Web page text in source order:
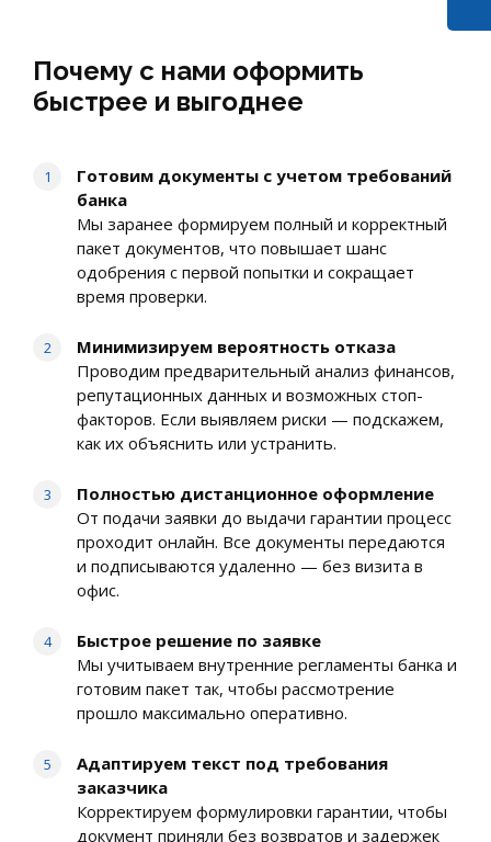
Почему с нами оформить
быстрее и выгоднее
Готовим документы с учетом требований
банка
Мы заранее формируем полный и корректный
пакет документов, что повышает шанс
одобрения с первой попытки и сокращает
время проверки.
Минимизируем вероятность отказа
Проводим предварительный анализ финансов,
репутационных данных и возможных стоп-
факторов. Если выявляем риски — подскажем,
как их объяснить или устранить.
Полностью дистанционное оформление
От подачи заявки до выдачи гарантии процесс
проходит онлайн. Все документы передаются
и подписываются удаленно — без визита в
офис.
Быстрое решение по заявке
Мы учитываем внутренние регламенты банка и
готовим пакет так, чтобы рассмотрение
прошло максимально оперативно.
Адаптируем текст под требования
заказчика
Корректируем формулировки гарантии, чтобы
документ приняли без возвратов и задержек